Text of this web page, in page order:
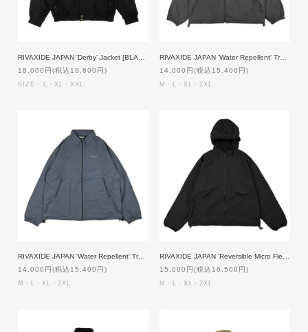
18,000円(税込19,800円)
SIZE : L・XL・XXL
RIVAXIDE JAPAN 'Water Repellent' Training Jacket [BLACK]
14,000円(税込15,400円)
M・L・XL・2XL
RIVAXIDE JAPAN 'Water Repellent' Training Jacket [NAVY]
14,000円(税込15,400円)
M・L・XL・2XL
15,000円(税込16,500円)
M・L・XL・2XL